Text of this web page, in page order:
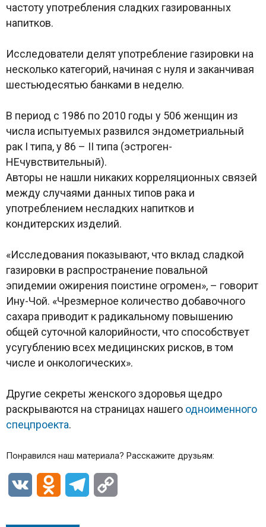
частоту употребления сладких газированных
напитков.
Исследователи делят употребление газировки на
несколько категорий, начиная с нуля и заканчивая
шестьюдесятью банками в неделю.
В период с 1986 по 2010 годы у 506 женщин из
числа испытуемых развился эндометриальный
рак I типа, у 86 – II типа (эстроген-
НЕчувствительный).
Авторы не нашли никаких корреляционных связей
между случаями данных типов рака и
употреблением несладких напитков и
кондитерских изделий.
«Исследования показывают, что вклад сладкой
газировки в распространение повальной
эпидемии ожирения поистине огромен», – говорит
Ину-Чой. «Чрезмерное количество добавочного
сахара приводит к радикальному повышению
общей суточной калорийности, что способствует
усугублению всех медицинских рисков, в том
числе и онкологических».
Другие секреты женского здоровья щедро
раскрываются на страницах нашего одноименного
спецпроекта.
Понравился наш материала? Расскажите друзьям:
VK Odnoklassniki
Telegram